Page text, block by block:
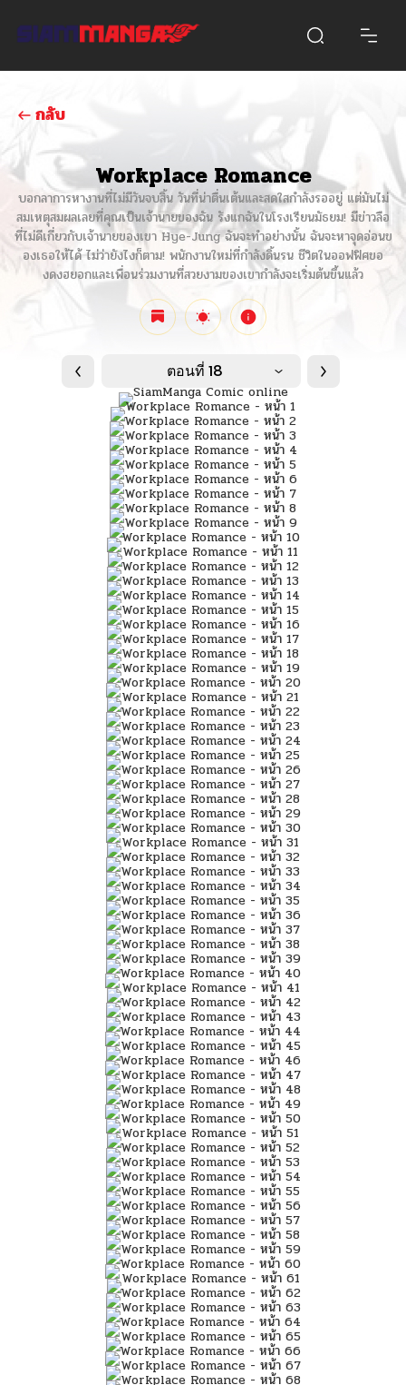
กลับ
Workplace Romance
บอกลาการหางานที่ไม่มีวันจบสิ้น วันที่น่าตื่นเต้นและสดใสกำลังรออยู่ แต่มันไม่
สมเหตุสมผลเลยที่คุณเป็นเจ้านายของฉัน รังแกฉันในโรงเรียนมัธยม! มีข่าวลือ
ที่ไม่ดีเกี่ยวกับเจ้านายของเขา Hye-Jung ฉันจะทำอย่างนั้น ฉันจะหาจุดอ่อนข
องเธอให้ได้ ไม่ว่ายังไงก็ตาม! พนักงานใหม่ที่กำลังดิ้นรน ชีวิตในออฟฟิศขอ
งดงฮยอกและเพื่อนร่วมงานที่สวยงามของเขากำลังจะเริ่มต้นขึ้นแล้ว
ตอนที่ 18